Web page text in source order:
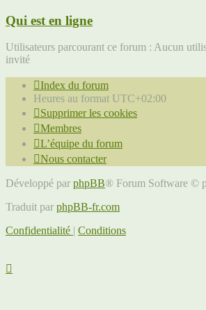
Qui est en ligne
Utilisateurs parcourant ce forum : Aucun
invité
Index du forum
Heures au format UTC+02:00
Supprimer les cookies
Membres
L’équipe du forum
Nous contacter
Développé par phpBB® Forum Software ©
Traduit par phpBB-fr.com
Confidentialité | Conditions